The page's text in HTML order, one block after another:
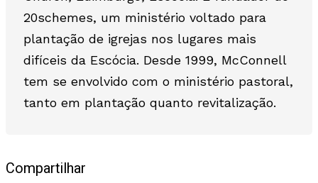
20schemes, um ministério voltado para
plantação de igrejas nos lugares mais
difíceis da Escócia. Desde 1999, McConnell
tem se envolvido com o ministério pastoral,
tanto em plantação quanto revitalização.
Compartilhar